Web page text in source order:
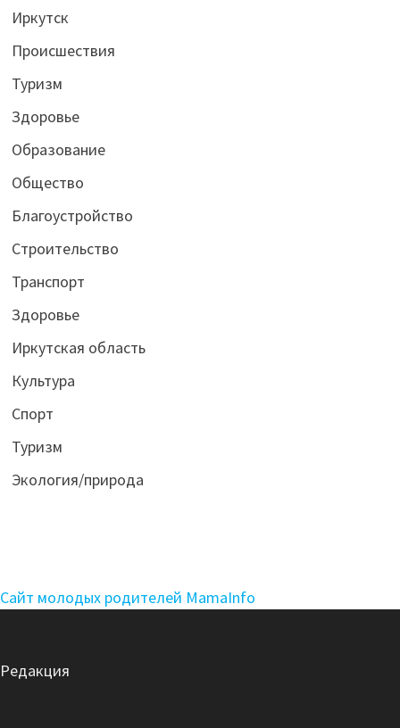
Иркутск
Происшествия
Туризм
Здоровье
Образование
Общество
Благоустройство
Строительство
Транспорт
Здоровье
Иркутская область
Культура
Спорт
Туризм
Экология/природа
Сайт молодых родителей MamaInfo
Редакция